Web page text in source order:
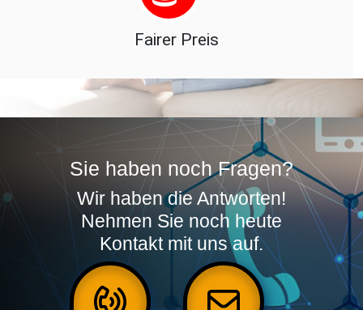
Fairer Preis
Sie haben noch Fragen?
Wir haben die Antworten!
Nehmen Sie noch heute
Kontakt mit uns auf.